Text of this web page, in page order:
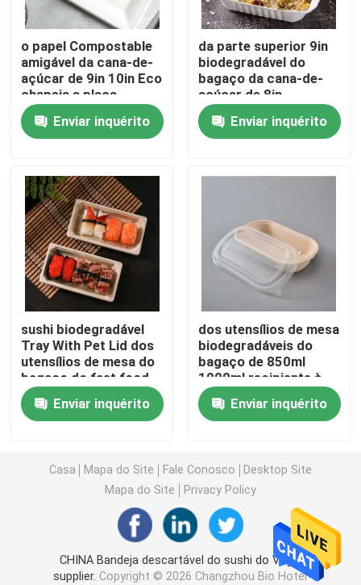
contacte-nos
Peça umas citações
Utensílios de mesa descartáveis biodegradáveis
Utensílios de mesa Compostable do partido
Utensílios de mesa da fécula de milho
copos de papel descartáveis
Feltro de lubrificação que aquece por atrito o
Gel que aquece por atrito o combustível
Palhas bebendo de papel
O PVC adere-se envoltório
Cutelaria Compostable de CPLA
o papel Compostable
amigável da cana-de-
açúcar de 9in 10in Eco
chapeia a placa
quadrada do bolo da
sobremesaEnviar inquérito
da parte superior 9in
biodegradável do
bagaço da cana-de-
açúcar de 8in
utensílios de mesa
congeláveis do
recipiente de fast
Enviar inquérito
sushi biodegradável
Tray With Pet Lid dos
utensílios de mesa do
bagaço do fast food
da louça 11g
Enviar inquérito
dos utensílios de mesa
biodegradáveis do
bagaço de 850ml
1000ml recipiente à
prova de graxa da
micro-ondas com
tampa
Enviar inquérito
Casa Mapa do Site Fale Conosco
Desktop Site
Mapa do Site
Privacy Policy
CHINA Bandeja descartável do sushi do Virgin
supplier. Copyright © 2026 Changzhou Bio Hotel